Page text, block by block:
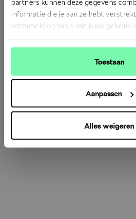
partners kunnen deze gegevens
informatie die je aan ze hebt
verzameld op basis van jouw gebruik
Toestaan
Aanpassen
Alles weigeren